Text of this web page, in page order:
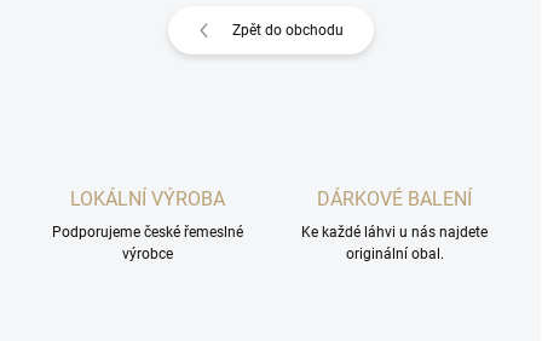
Zpět do obchodu
LOKÁLNÍ VÝROBA
Podporujeme české řemeslné
výrobce
DÁRKOVÉ BALENÍ
Ke každé láhvi u nás najdete
originální obal.